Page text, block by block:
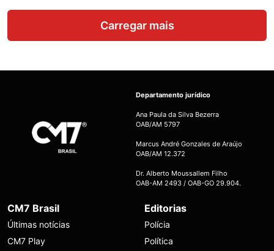
Carregar mais
Departamento jurídico
Ana Paula da Silva Bezerra
OAB/AM 5797
Marcus André Gonzales de Araújo
OAB/AM 12.372
Dr. Alberto Moussallem Filho
OAB-AM 2493 / OAB-GO 29.904.
CM7 Brasil
Últimas notícias
CM7 Play
Editorias
Polícia
Política